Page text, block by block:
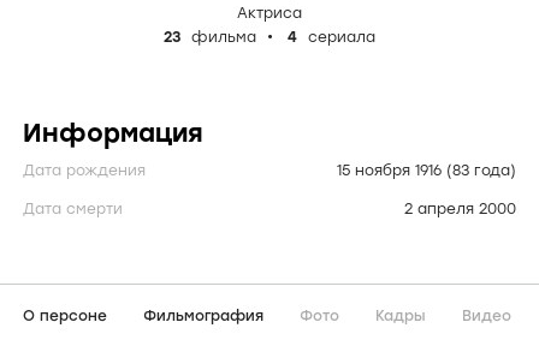
Актриса
23
фильма 4 сериала
Информация
Дата рождения 15 ноября 1916 (83 года)
Дата смерти 2 апреля 2000
О персоне Фильмография Фото Кадры Видео